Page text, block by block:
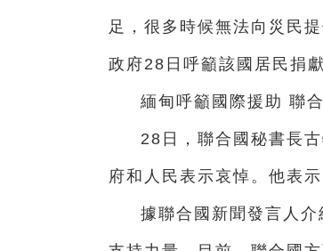
足，很多時候無法向災民
政府28日呼籲該國居民捐
緬甸呼籲國際援助 聯
28日，聯合國秘書長
府和人民表示哀悼。他表
據聯合國新聞發言人